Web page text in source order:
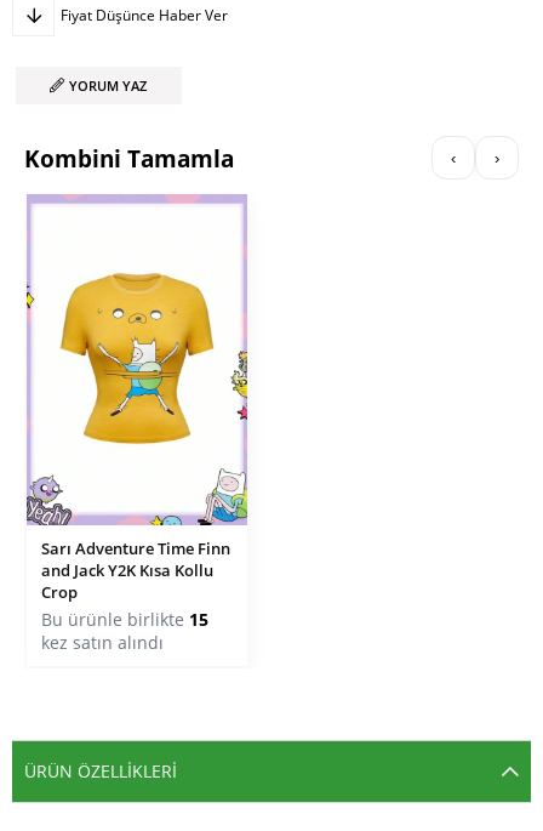
Fiyat Düşünce Haber Ver
YORUM YAZ
Kombini Tamamla ‹ ›
Sarı Adventure Time Finn
and Jack Y2K Kısa Kollu
Crop
Bu ürünle birlikte 15
kez satın alındı
ÜRÜN ÖZELLIKLERI